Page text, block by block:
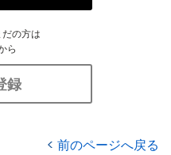
の方は
ら
録
前のページへ戻る